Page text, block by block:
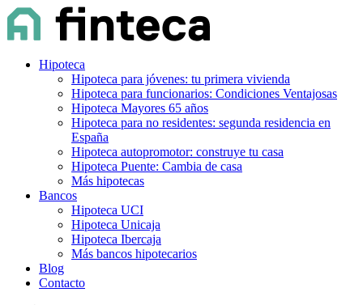
Hipoteca
Hipoteca para jóvenes: tu primera vivienda
Hipoteca para funcionarios: Condiciones Ventajosas
Hipoteca Mayores 65 años
Hipoteca para no residentes: segunda residencia en
España
Hipoteca autopromotor: construye tu casa
Hipoteca Puente: Cambia de casa
Más hipotecas
Bancos
Hipoteca UCI
Hipoteca Unicaja
Hipoteca Ibercaja
Más bancos hipotecarios
Blog
Contacto